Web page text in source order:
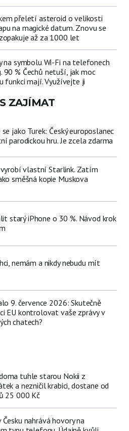
přeletí asteroid o velikosti
na magické datum. Znovu se
až za 1000 let
na symbolu Wi-Fi na telefonech
90 % Čechů netuší, jak moc
funkci mají. Využívejte ji
ZAJÍMAT
jako Turek: Český europoslanec
parodickou hru. Je zcela zdarma
vyrobí vlastní Starlink. Zatím
směšná kopie Muskova
starý iPhone o 30 %. Návod krok
nemám a nikdy nebudu mít
9. července 2026: Skutečně
EU kontrolovat vaše zprávy v
chatech?
tuhle starou Nokii z
a nezničil krabici, dostane od
25 000 Kč
nahrává hovory na